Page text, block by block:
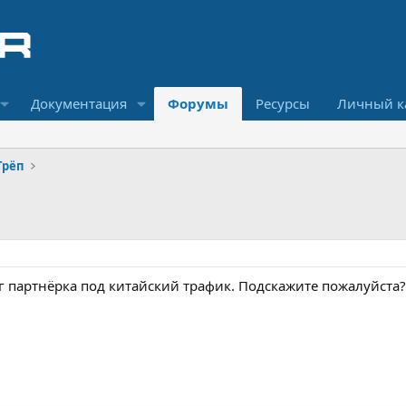
Документация Форумы Ресурсы Личный
под китайский трафик. Подскажите пожалуйста?